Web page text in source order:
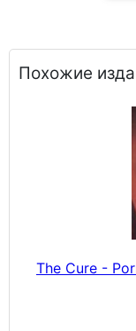
Похожие
The Cure -